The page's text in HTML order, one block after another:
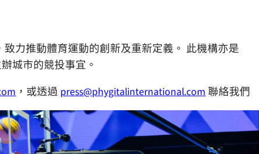
力推動體育運動的創新及重新定義。 此機構亦是
城市的競投事宜。
，或透過 press@phygitalinternational.com 聯絡我們